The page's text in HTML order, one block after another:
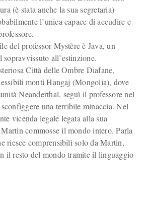
(è stata anche la sua segretaria)
l’unica capace di accudire e
del professor Mystère è Java, un
all’estinzione.
Città delle Ombre Diafane,
monti Hangaj (Mongolia), dove
Neanderthal, seguì il professore nel
una terribile minaccia. Nel
vicenda legale legata alla sua
commosse il mondo intero. Parla
riesce comprensibili solo da Martin,
il resto del mondo tramite il linguaggio